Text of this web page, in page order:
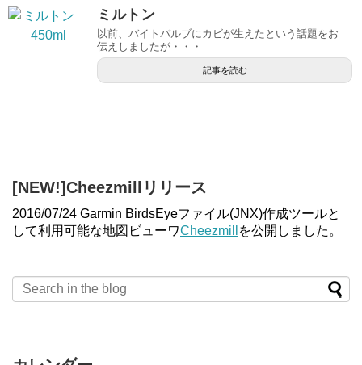
ミルトン
以前、バイトバルブにカビが生えたという話題をお
伝えしましたが・・・
記事を読む
[NEW!]Cheezmillリリース
2016/07/24 Garmin BirdsEyeファイル(JNX)作成ツールと
して利用可能な地図ビューワCheezmill を公開しました。